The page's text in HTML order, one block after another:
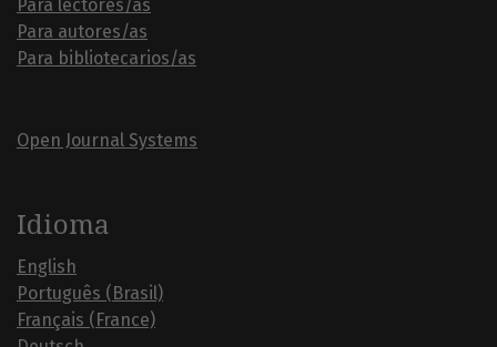
Para lectores/as
Para autores/as
Para bibliotecarios/as
Open Journal Systems
Idioma
English
Português (Brasil)
Français (France)